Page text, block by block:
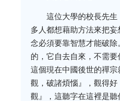
這位大學的校長先
多人都想藉助方法來把
念必須要靠智慧才能破
的，它自去自來，不需
這個現在中國後世的禪
觀，破諸煩惱』，觀得
觀』，這聽字在這裡是聽